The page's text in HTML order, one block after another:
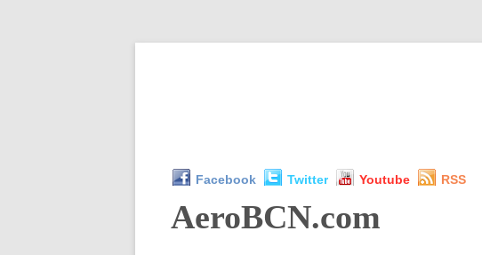
Facebook Twitter Youtube RSS
AeroBCN.com